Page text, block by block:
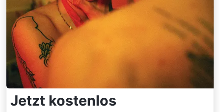
Jetzt kostenlos